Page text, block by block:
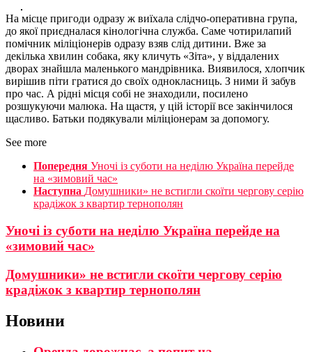
На місце пригоди одразу ж виїхала слідчо-оперативна група,
до якої приєдналася кінологічна служба. Саме чотирилапий
помічник міліціонерів одразу взяв слід дитини. Вже за
декілька хвилин собака, яку кличуть «Зіта», у віддалених
дворах знайшла маленького мандрівника. Виявилося, хлопчик
вирішив піти гратися до своїх однокласниць. З ними й забув
про час. А рідні місця собі не знаходили, посилено
розшукуючи малюка. На щастя, у цій історії все закінчилося
щасливо. Батьки подякували міліціонерам за допомогу.
See more
Попередня Уночі із суботи на неділю Україна перейде
на «зимовий час»
Наступна Домушники» не встигли скоїти чергову серію
крадіжок з квартир тернополян
Уночі із суботи на неділю Україна перейде на
«зимовий час»
Домушники» не встигли скоїти чергову серію
крадіжок з квартир тернополян
Новини